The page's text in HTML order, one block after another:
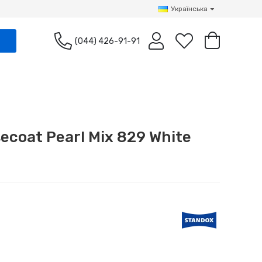
Українська
(044) 426-91-91
Pearl Mix 829 White